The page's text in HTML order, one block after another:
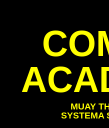
MUAY
SYSTEMA